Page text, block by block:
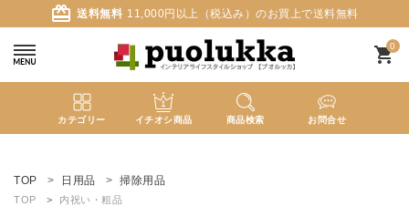
card_giftcard 送料無料 11,000円以上（税込み）のお買上で送料無料
0
shopping_cart
カテゴリー イチオシ商品 商品検索 お問合せ
ようこそ ゲスト 様
TOP 日用品 掃除用品
TOP 内祝い・粗品